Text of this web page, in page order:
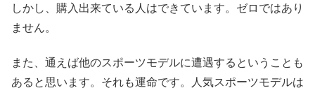
しかし、購入出来ている人はできています。ゼロではあり
ません。
また、通えば他のスポーツモデルに遭遇するということも
あると思います。それも運命です。人気スポーツモデルは